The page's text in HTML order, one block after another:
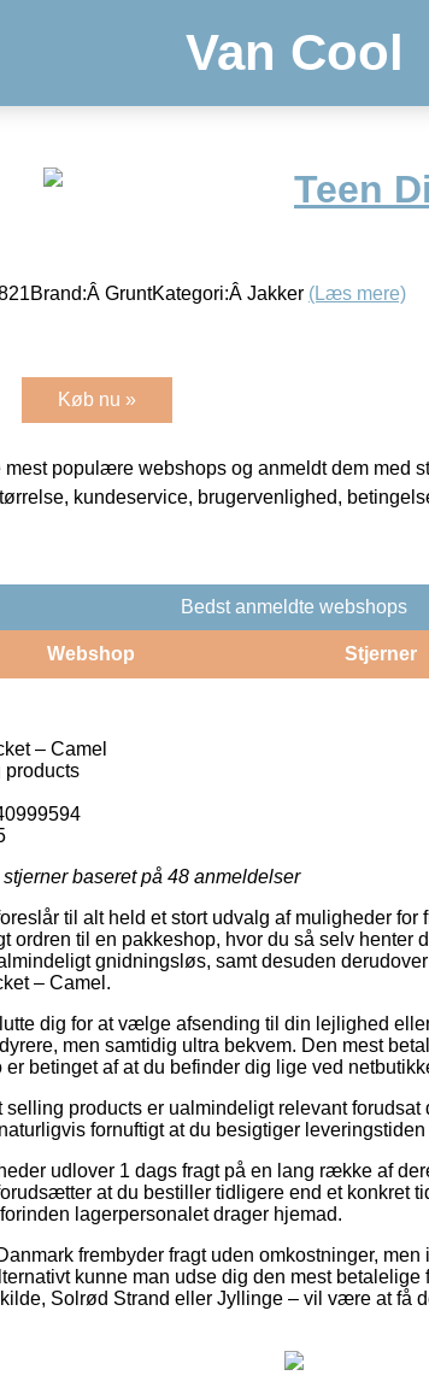
Van Cool
Teen
GruntKategori:Â Jakker (Læs mere)
Køb nu »
populære webshops og anmeldt dem med
kundeservice, brugervenlighed,
Bedst anmeldte webshops
Webshop Stjerner
– Camel
products
baseret på 48 anmeldelser
til alt held et stort udvalg af muligheder
ordren til en pakkeshop, hvor du så selv henter
gnidningsløs, samt desuden
– Camel.
dig for at vælge afsending til din lejlighed
men samtidig ultra bekvem. Den mest
er betinget af at du befinder dig lige ved
selling products er ualmindeligt relevant
fornuftigt at du besigtiger
udlover 1 dags fragt på en lang række af
at du bestiller tidligere end et konkret
lagerpersonalet drager hjemad.
frembyder fragt uden omkostninger,
kunne man udse dig den mest
Solrød Strand eller Jyllinge – vil være at få